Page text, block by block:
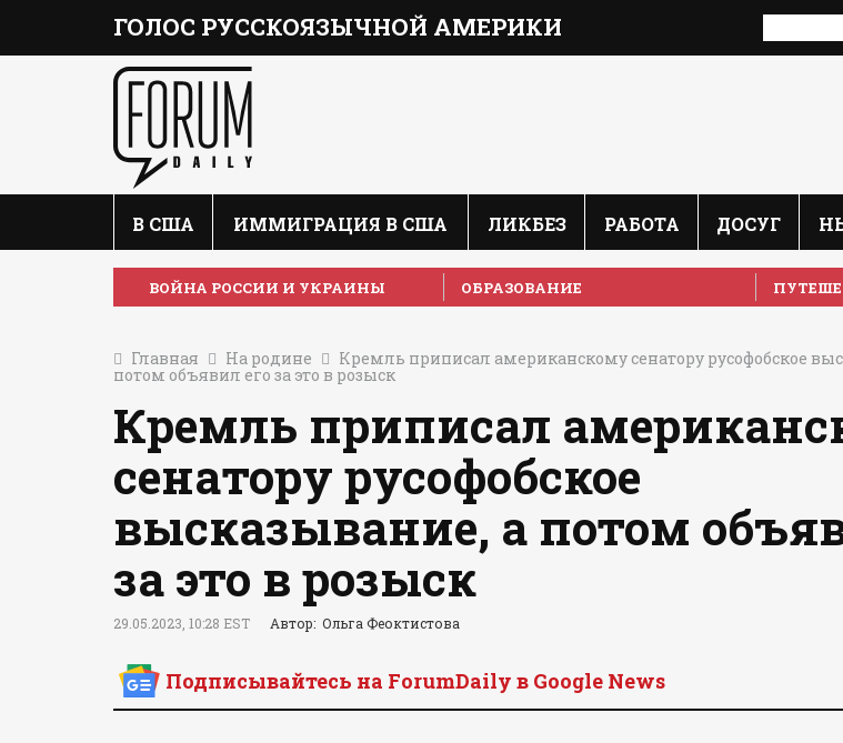
ГОЛОС РУССКОЯЗЫЧНОЙ АМЕРИКИ
В США ИММИГРАЦИЯ В США ЛИКБЕЗ РАБОТА ДОСУГ
ВОЙНА РОССИИ И УКРАИНЫ ОБРАЗОВАНИЕ
Главная На родине Кремль приписал американскому сенатору русофобское
потом объявил его за это в розыск
Кремль приписал
сенатору русофобское
высказывание, а потом
за это в розыск
29.05.2023, 10:28 EST Автор: Ольга Феоктистова
Подписывайтесь на ForumDaily в Google News